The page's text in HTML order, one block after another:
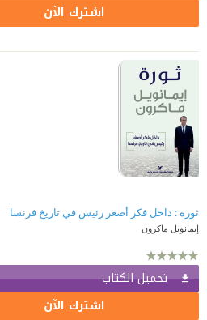
اشترك الآن
ثورة : داخل فكر أصغر رئيس في تاريخ فرنسا
إيمانويل ماكرون
تحميل الكتاب
اشترك الآن